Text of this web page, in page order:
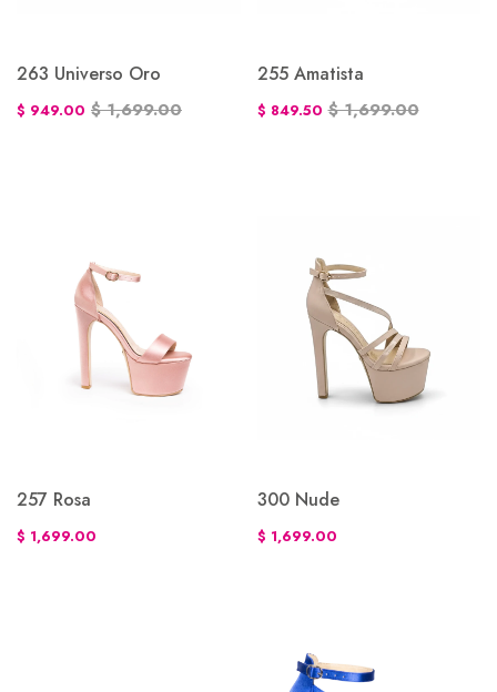
263 Universo Oro
$ 949.00 $ 1,699.00
255 Amatista
$ 849.50 $ 1,699.00
257 Rosa
$ 1,699.00
300 Nude
$ 1,699.00